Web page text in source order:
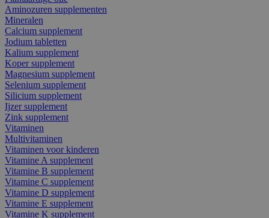
Aminozuren supplementen
Mineralen
Calcium supplement
Jodium tabletten
Kalium supplement
Koper supplement
Magnesium supplement
Selenium supplement
Silicium supplement
Ijzer supplement
Zink supplement
Vitaminen
Multivitaminen
Vitaminen voor kinderen
Vitamine A supplement
Vitamine B supplement
Vitamine C supplement
Vitamine D supplement
Vitamine E supplement
Vitamine K supplement